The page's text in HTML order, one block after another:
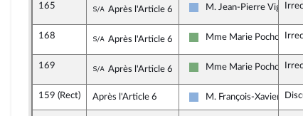
165 Sous-amendement de
Après l'Article 6 Droite Républicaine
M. Jean-Pierre Vigier
168 Sous-amendement de
Après l'Article 6 Écologiste et Social
Mme Marie Pochon
169 Sous-amendement de
Après l'Article 6 Écologiste et Social
Mme Marie Pochon
159 (Rect) Après l'Article 6
Droite Républicaine
M. François-Xavier